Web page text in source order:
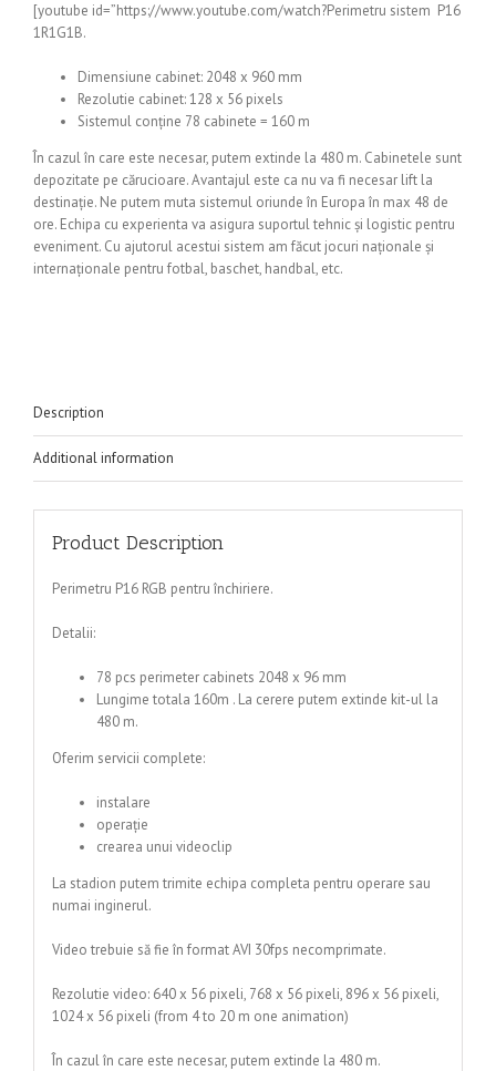
[youtube id=”https://www.youtube.com/watch?Perimetru sistem P16
1R1G1B.
Dimensiune cabinet: 2048 x 960 mm
Rezolutie cabinet: 128 x 56 pixels
Sistemul conține 78 cabinete = 160 m
În cazul în care este necesar, putem extinde la 480 m. Cabinetele sunt
depozitate pe cărucioare. Avantajul este ca nu va fi necesar lift la
destinație. Ne putem muta sistemul oriunde în Europa în max 48 de
ore. Echipa cu experienta va asigura suportul tehnic și logistic pentru
eveniment. Cu ajutorul acestui sistem am făcut jocuri naționale și
internaționale pentru fotbal, baschet, handbal, etc.
Description
Additional information
Product Description
Perimetru P16 RGB pentru închiriere.
Detalii:
78 pcs perimeter cabinets 2048 x 96 mm
Lungime totala 160m . La cerere putem extinde kit-ul la
480 m.
Oferim servicii complete:
instalare
operație
crearea unui videoclip
La stadion putem trimite echipa completa pentru operare sau
numai inginerul.
Video trebuie să fie în format AVI 30fps necomprimate.
Rezolutie video: 640 x 56 pixeli, 768 x 56 pixeli, 896 x 56 pixeli,
1024 x 56 pixeli (from 4 to 20 m one animation)
În cazul în care este necesar, putem extinde la 480 m.